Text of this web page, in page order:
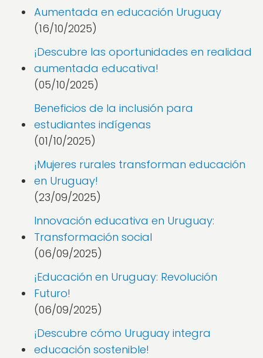
Aumentada en educación Uruguay
(16/10/2025)
¡Descubre las oportunidades en realidad
aumentada educativa!
(05/10/2025)
Beneficios de la inclusión para
estudiantes indígenas
(01/10/2025)
¡Mujeres rurales transforman educación
en Uruguay!
(23/09/2025)
Innovación educativa en Uruguay:
Transformación social
(06/09/2025)
¡Educación en Uruguay: Revolución
Futuro!
(06/09/2025)
¡Descubre cómo Uruguay integra
educación sostenible!